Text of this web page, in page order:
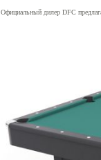
Официальный дилер DFC